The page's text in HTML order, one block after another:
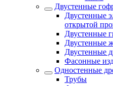
Двустенные
Двустенные
открытой
Двустенные
Двустенные
Двустенные
Фасонные
Одностенные
Трубы